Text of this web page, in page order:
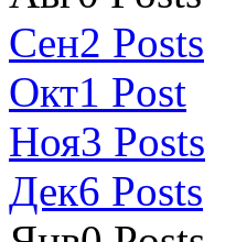
Сен2 Posts
Окт1 Post
Ноя3 Posts
Дек6 Posts